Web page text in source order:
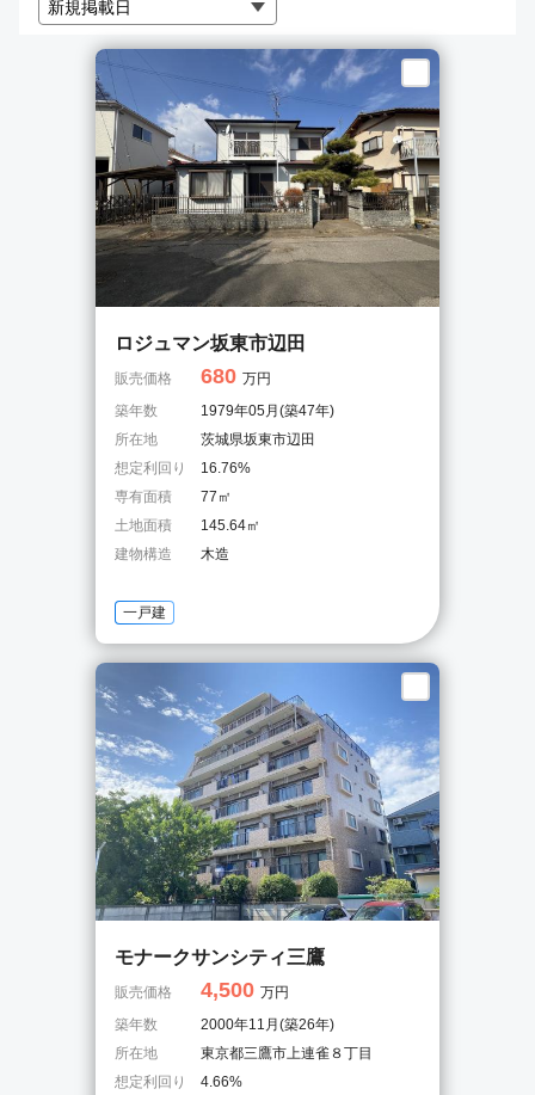
ロジュマン坂東市辺田
販売価格 680 万円
築年数
1979年05月(築47年)
所在地
茨城県坂東市辺田
想定利回り
16.76%
専有面積
77㎡
土地面積
145.64㎡
建物構造
木造
一戸建
モナークサンシティ三鷹
販売価格 4,500 万円
築年数
2000年11月(築26年)
所在地
東京都三鷹市上連雀８丁目
想定利回り
4.66%